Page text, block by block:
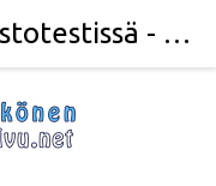
Canon EOS-1D X kestotestissä - Valokuvaaja Ilkka Rytkönen